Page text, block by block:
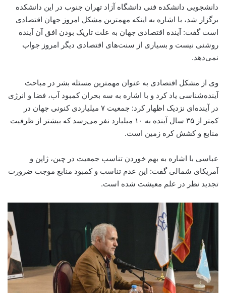
دانشجویی دانشکده فنی دانشگاه آزاد تهران جنوب در این دانشکده
برگزار شد، با اشاره به اینکه مهمترین مشکل امروز جهان اقتصادی
است گفت: آینده اقتصادی جهان به علت تاریک بودن افق آن آینده
روشنی نیست و بسیاری از سنت‌های اقتصادی دیگر امروز جواب
نمی‌دهد.
وی از مشکل اقتصادی به عنوان مهمترین مسئله بشر در مباحث
آینده‌شناسی یاد کرد و با اشاره به سه بحران کمبود آب، فضا و انرژی
در آینده‌ای نزدیک اظهار کرد: جمعیت ۷ میلیاردی کنونی جهان در
کمتر از ۳۵ سال آینده به ۱۰ میلیارد نفر می‌رسد که بیشتر از ظرفیت
منابع و کشش کره زمین است.
عباسی با اشاره به بهم خوردن تناسب جمعیت در چین، ژاپن و
آمریکای شمالی گفت: این عدم تناسب و کمبود منابع موجب ضرورت
تجدید نظر در علم معیشت شده است.